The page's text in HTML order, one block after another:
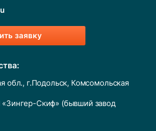
заявку
обл., г.Подольск, Комсомольская
Скиф» (бывший завод